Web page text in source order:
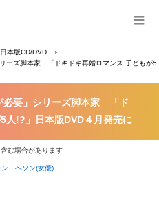
日本版CD/DVD
ーズ脚本家 「ドキドキ再婚ロマンス 子どもが5
必要」シリーズ脚本家 「ド
人!?」日本版DVD４月発売に
む場合があります
ン・ヘソン(女優)